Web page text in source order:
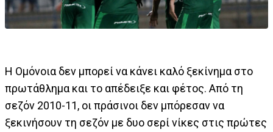
Η Ομόνοια δεν μπορεί να κάνει καλό ξεκίνημα στο
πρωτάθλημα και το απέδειξε και φέτος. Από τη
σεζόν 2010-11, οι πράσινοι δεν μπόρεσαν να
ξεκινήσουν τη σεζόν με δυο σερί νίκες στις πρώτες